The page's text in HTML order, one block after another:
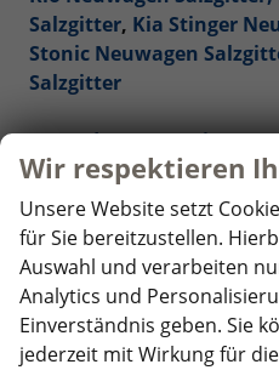
Salzgitter, Kia Stinger
Stonic Neuwagen
Salzgitter
Mercedes-Benz
Salzgitter
Nissan Reimporte - EU
Opel Reimporte - EU
Peugeot Reimporte - EU
Wir respektieren
Unsere Website setzt
für Sie bereitzustellen.
Auswahl und verarbeiten
Analytics und
Einverständnis geben. Sie
jederzeit mit Wirkung für